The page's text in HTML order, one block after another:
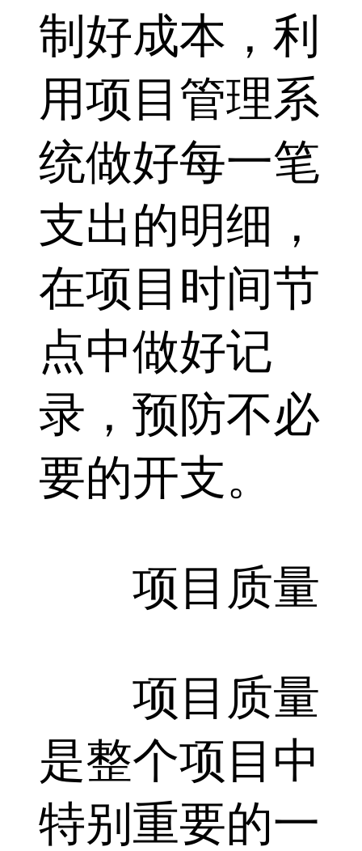
制好成本，利
用项目管理系
统做好每一笔
支出的明细，
在项目时间节
点中做好记
录，预防不必
要的开支。
项目质量
项目质量
是整个项目中
特别重要的一